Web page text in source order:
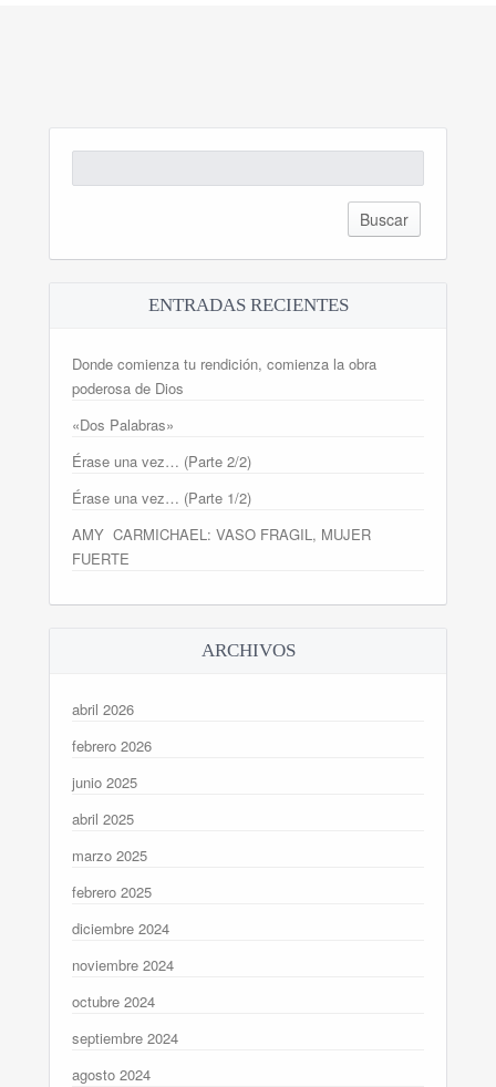
ENTRADAS RECIENTES
Donde comienza tu rendición, comienza la obra
poderosa de Dios
«Dos Palabras»
Érase una vez… (Parte 2/2)
Érase una vez… (Parte 1/2)
AMY CARMICHAEL: VASO FRAGIL, MUJER
FUERTE
ARCHIVOS
abril 2026
febrero 2026
junio 2025
abril 2025
marzo 2025
febrero 2025
diciembre 2024
noviembre 2024
octubre 2024
septiembre 2024
agosto 2024